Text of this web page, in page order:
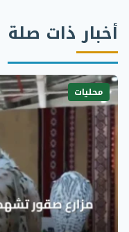
أخبار ذات صلة
محليات